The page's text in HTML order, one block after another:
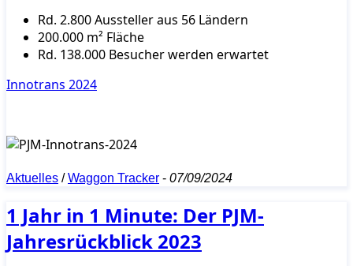
Rd. 2.800 Aussteller aus 56 Ländern
200.000 m² Fläche
Rd. 138.000 Besucher werden erwartet
Innotrans 2024
Aktuelles /Waggon Tracker - 07/09/2024
1 Jahr in 1 Minute: Der PJM-
Jahresrückblick 2023